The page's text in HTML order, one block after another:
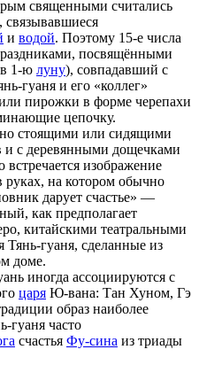
священными считались
, связывавшиеся
и водой. Поэтому 15-е числа
посвящёнными
1-ю луну), совпадавший с
гуаня и его «коллег»
пирожки в форме черепахи
цепочку.
стоящими или сидящими
и с деревянными дощечками
встречается изображение
руках, на котором обычно
дарует счастье» —
как предполагает
китайскими театральными
гуаня, сделанные из
доме.
иногда ассоциируются с
царя Ю-вана: Тан Хуном, Гэ
образ наиболее
гуаня часто
счастья Фу-сина из триады